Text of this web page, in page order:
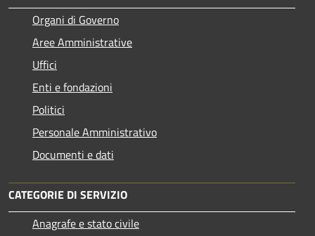
Organi di Governo
Aree Amministrative
Uffici
Enti e fondazioni
Politici
Personale Amministrativo
Documenti e dati
CATEGORIE DI SERVIZIO
Anagrafe e stato civile